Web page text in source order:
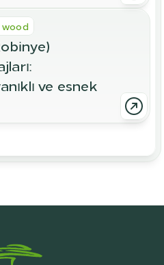
ve esnek
wood